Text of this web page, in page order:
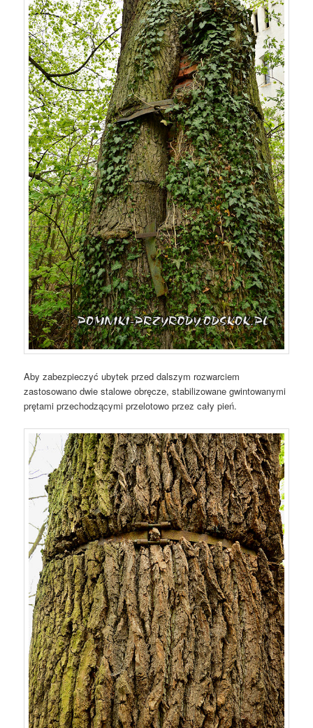
Aby zabezpieczyć ubytek przed dalszym rozwarciem
zastosowano dwie stalowe obręcze, stabilizowane gwintowanymi
prętami przechodzącymi przelotowo przez cały pień.